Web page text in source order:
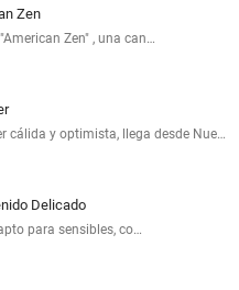
Zen
Zen" , una can…
cálida y optimista, llega desde Nue…
Delicado
para sensibles, co…